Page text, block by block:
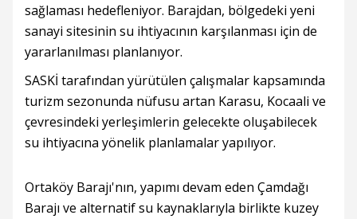
sağlaması hedefleniyor. Barajdan, bölgedeki yeni
sanayi sitesinin su ihtiyacının karşılanması için de
yararlanılması planlanıyor.
SASKİ tarafından yürütülen çalışmalar kapsamında
turizm sezonunda nüfusu artan Karasu, Kocaali ve
çevresindeki yerleşimlerin gelecekte oluşabilecek
su ihtiyacına yönelik planlamalar yapılıyor.
Ortaköy Barajı'nın, yapımı devam eden Çamdağı
Barajı ve alternatif su kaynaklarıyla birlikte kuzey